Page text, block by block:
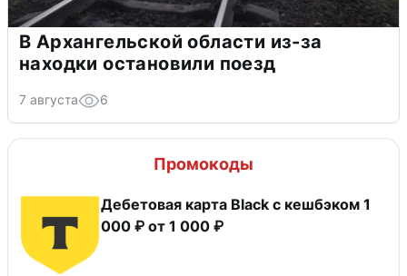
В Архангельской области из-за
находки остановили поезд
7 августа 6
Промокоды
Дебетовая карта Black c кешбэком 1
000 ₽ от 1 000 ₽